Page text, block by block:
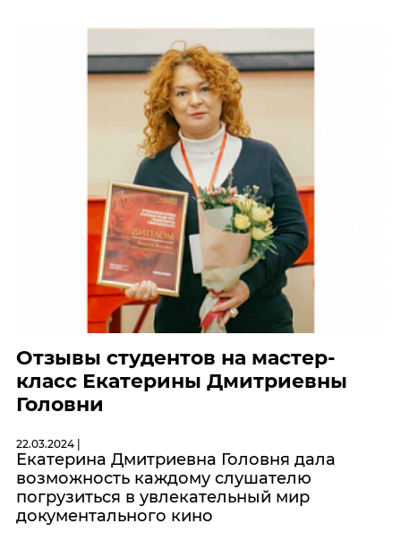
Отзывы студентов на мастер-
класс Екатерины Дмитриевны
Головни
22.03.2024 |
Екатерина Дмитриевна Головня дала
возможность каждому слушателю
погрузиться в увлекательный мир
документального кино